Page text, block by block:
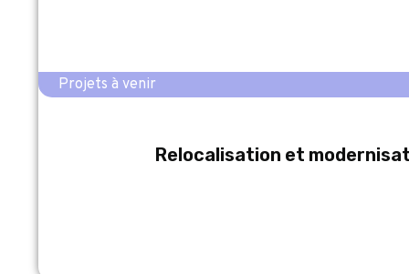
Projets à venir
Relocalisation et